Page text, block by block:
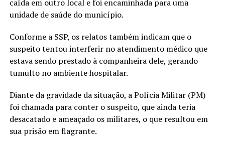
caída em outro local e foi encaminhada para uma
unidade de saúde do município.
Conforme a SSP, os relatos também indicam que o
suspeito tentou interferir no atendimento médico que
estava sendo prestado à companheira dele, gerando
tumulto no ambiente hospitalar.
Diante da gravidade da situação, a Polícia Militar (PM)
foi chamada para conter o suspeito, que ainda teria
desacatado e ameaçado os militares, o que resultou em
sua prisão em flagrante.